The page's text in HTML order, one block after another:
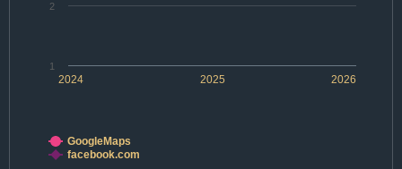
2024 2025 2026
1
2
GoogleMaps
facebook.com